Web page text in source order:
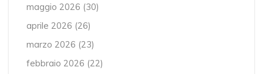
maggio 2026 (30)
aprile 2026 (26)
marzo 2026 (23)
febbraio 2026 (22)